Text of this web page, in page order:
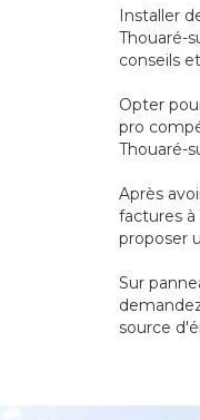
Installer
Thouaré-
conseils
Opter
pro
Thouaré-
Après
factures à
proposer
Sur
source